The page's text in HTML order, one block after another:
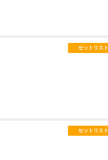
セットリスト
セットリスト